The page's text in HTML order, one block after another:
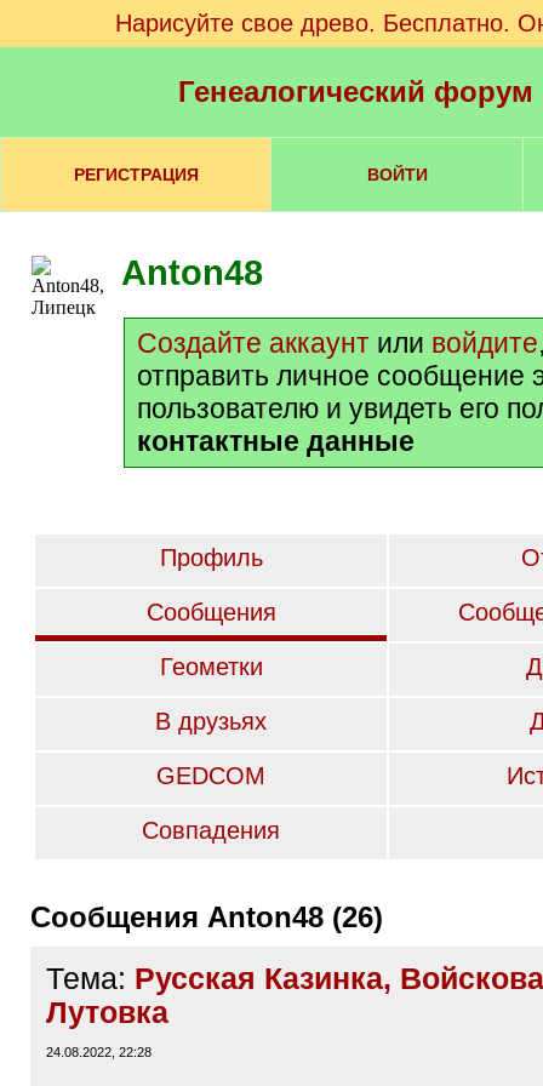
Нарисуйте свое древо. Бесплатно.
Генеалогический
РЕГИСТРАЦИЯ ВОЙТИ
Anton48
Создайте аккаунт или войдите
отправить личное сообщение
пользователю и увидеть его
контактные данные
Профиль
Сообщения
Геометки
В друзьях
GEDCOM
Совпадения
Сообщения Anton48 (26)
Тема: Русская Казинка,
Лутовка
24.08.2022, 22:28